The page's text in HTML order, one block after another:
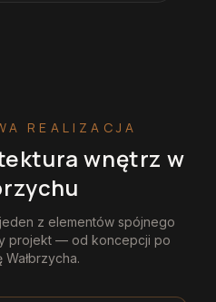
REALIZACJA
wnętrz w
z elementów spójnego
projekt — od koncepcji po
Wałbrzycha.